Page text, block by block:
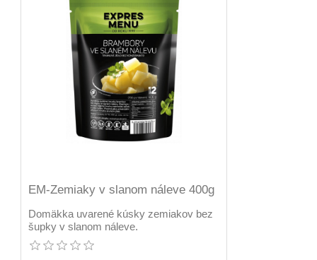
EM-Zemiaky v slanom náleve 400g
Domäkka uvarené kúsky zemiakov bez
šupky v slanom náleve.